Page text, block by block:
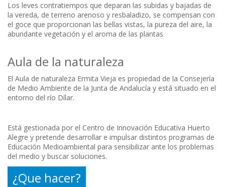
Los leves contratiempos que deparan las subidas y bajadas de
la vereda, de terreno arenoso y resbaladizo, se compensan con
el goce que proporcionan las bellas vistas, la pureza del aire, la
abundante vegetación y el aroma de las plantas
Aula de la naturaleza
El Aula de naturaleza Ermita Vieja es propiedad de la Consejería
de Medio Ambiente de la Junta de Andalucía y está situado en el
entorno del río Dílar.
Está gestionada por el Centro de Innovación Educativa Huerto
Alegre y pretende desarrollar e impulsar distintos programas de
Educación Medioambiental para sensibilizar ante los problemas
del medio y buscar soluciones.
¿Que hacer?